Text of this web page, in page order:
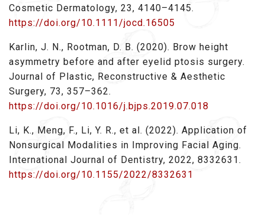
Cosmetic Dermatology, 23, 4140–4145.
https://doi.org/10.1111/jocd.16505
Karlin, J. N., Rootman, D. B. (2020). Brow height
asymmetry before and after eyelid ptosis surgery.
Journal of Plastic, Reconstructive & Aesthetic
Surgery, 73, 357–362.
https://doi.org/10.1016/j.bjps.2019.07.018
Li, K., Meng, F., Li, Y. R., et al. (2022). Application of
Nonsurgical Modalities in Improving Facial Aging.
International Journal of Dentistry, 2022, 8332631.
https://doi.org/10.1155/2022/8332631